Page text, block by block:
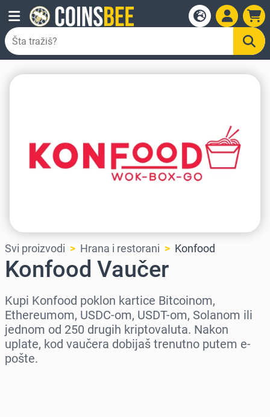
Svi proizvodi Hrana i restorani Konfood
Konfood Vaučer
Kupi Konfood poklon kartice Bitcoinom,
Ethereumom, USDC-om, USDT-om, Solanom ili
jednom od 250 drugih kriptovaluta. Nakon
uplate, kod vaučera dobijaš trenutno putem e-
pošte.